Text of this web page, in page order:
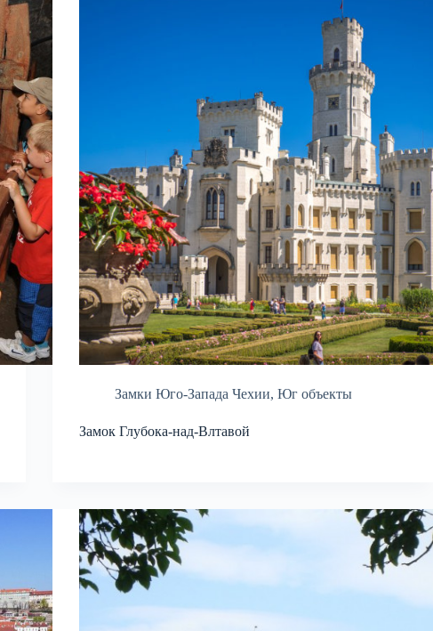
Замки Юго-Запада Чехии, Юг объекты
Замок Глубока-над-Влтавой